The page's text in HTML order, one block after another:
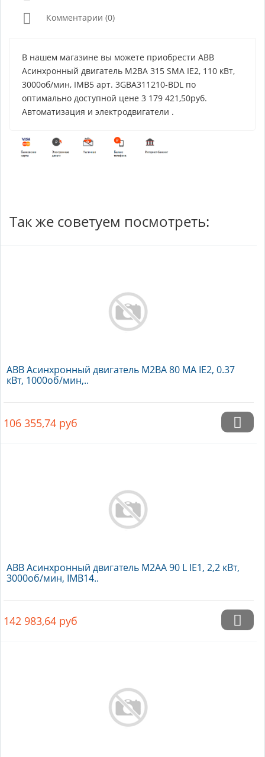
Комментарии (0)
В нашем магазине вы можете приобрести ABB
Асинхронный двигатель M2BA 315 SMA IE2, 110 кВт,
3000об/мин, IMB5 арт. 3GBA311210-BDL по
оптимально доступной цене 3 179 421,50руб.
Автоматизация и электродвигатели .
Так же советуем посмотреть:
ABB Асинхронный двигатель M2BA 80 MA IE2, 0.37
кВт, 1000об/мин,..
106 355,74 руб
ABB Асинхронный двигатель M2AA 90 L IE1, 2,2 кВт,
3000об/мин, IMB14..
142 983,64 руб